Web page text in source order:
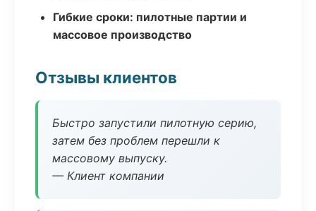
Гибкие сроки: пилотные партии и
массовое производство
Отзывы клиентов
Быстро запустили пилотную серию,
затем без проблем перешли к
массовому выпуску.
— Клиент компании